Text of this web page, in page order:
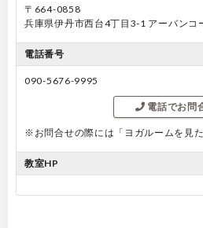
〒664-0858
兵庫県伊丹市西台4丁目3-1 アーバンコ
電話番号
090-5676-9995
電話でお問
※お問合せの際には「ヨガルームを見
教室HP